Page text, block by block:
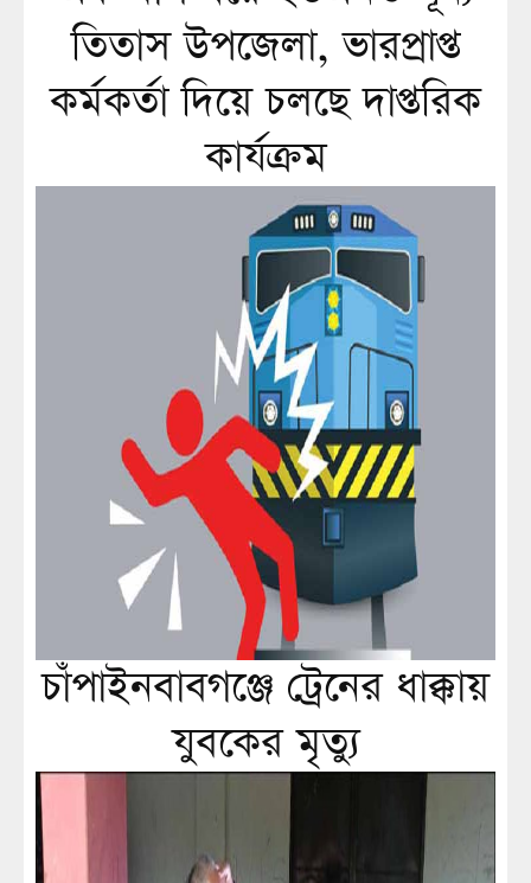
তিতাস উপজেলা, ভারপ্রাপ্ত
কর্মকর্তা দিয়ে চলছে দাপ্তরিক
কার্যক্রম
চাঁপাইনবাবগঞ্জে ট্রেনের ধাক্কায়
যুবকের মৃত্যু